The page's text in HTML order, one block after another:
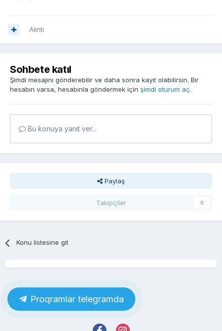
Alıntı
Sohbete katıl
Şimdi mesajını gönderebilir ve daha sonra kayıt olabilirsin. Bir
hesabın varsa, hesabınla göndermek için şimdi oturum aç.
Bu konuya yanıt ver...
Paylaş
Takipçiler 0
Konu listesine git
Proqramlar telegramda